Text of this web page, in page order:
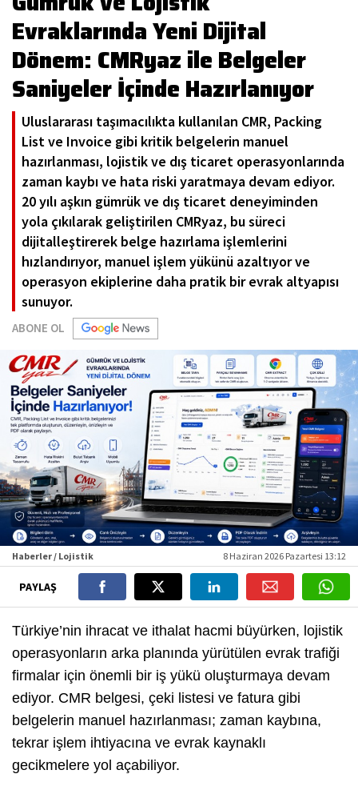
Evraklarında Yeni Dijital
Dönem: CMRyaz ile Belgeler
Saniyeler İçinde Hazırlanıyor
Uluslararası taşımacılıkta kullanılan CMR, Packing
List ve Invoice gibi kritik belgelerin manuel
hazırlanması, lojistik ve dış ticaret operasyonlarında
zaman kaybı ve hata riski yaratmaya devam ediyor.
20 yılı aşkın gümrük ve dış ticaret deneyiminden
yola çıkılarak geliştirilen CMRyaz, bu süreci
dijitalleştirerek belge hazırlama işlemlerini
hızlandırıyor, manuel işlem yükünü azaltıyor ve
operasyon ekiplerine daha pratik bir evrak altyapısı
sunuyor.
ABONE OL
Haberler / Lojistik 8 Haziran 2026 Pazartesi 13:12
PAYLAŞ
Türkiye’nin ihracat ve ithalat hacmi büyürken, lojistik
operasyonların arka planında yürütülen evrak trafiği
firmalar için önemli bir iş yükü oluşturmaya devam
ediyor. CMR belgesi, çeki listesi ve fatura gibi
belgelerin manuel hazırlanması; zaman kaybına,
tekrar işlem ihtiyacına ve evrak kaynaklı
gecikmelere yol açabiliyor.